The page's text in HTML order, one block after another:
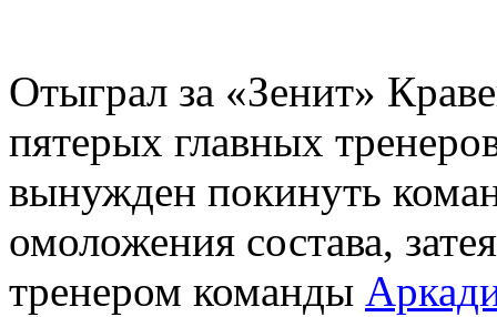
Отыграл за «Зенит»
пятерых главных
вынужден покинуть
омоложения состава,
тренером команды